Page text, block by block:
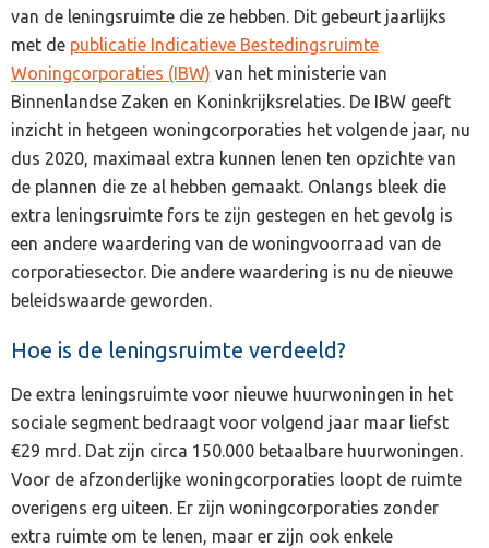
van de leningsruimte die ze hebben. Dit gebeurt jaarlijks
met de publicatie Indicatieve Bestedingsruimte
Woningcorporaties (IBW) van het ministerie van
Binnenlandse Zaken en Koninkrijksrelaties. De IBW geeft
inzicht in hetgeen woningcorporaties het volgende jaar, nu
dus 2020, maximaal extra kunnen lenen ten opzichte van
de plannen die ze al hebben gemaakt. Onlangs bleek die
extra leningsruimte fors te zijn gestegen en het gevolg is
een andere waardering van de woningvoorraad van de
corporatiesector. Die andere waardering is nu de nieuwe
beleidswaarde geworden.
Hoe is de leningsruimte verdeeld?
De extra leningsruimte voor nieuwe huurwoningen in het
sociale segment bedraagt voor volgend jaar maar liefst
€29 mrd. Dat zijn circa 150.000 betaalbare huurwoningen.
Voor de afzonderlijke woningcorporaties loopt de ruimte
overigens erg uiteen. Er zijn woningcorporaties zonder
extra ruimte om te lenen, maar er zijn ook enkele